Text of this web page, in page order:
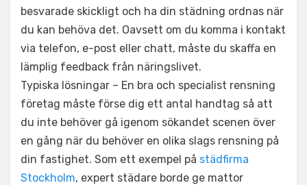
besvarade skickligt och ha din städning ordnas när
du kan behöva det. Oavsett om du komma i kontakt
via telefon, e-post eller chatt, måste du skaffa en
lämplig feedback från näringslivet.
Typiska lösningar – En bra och specialist rensning
företag måste förse dig ett antal handtag så att
du inte behöver gå igenom sökandet scenen över
en gång när du behöver en olika slags rensning på
din fastighet. Som ett exempel på städfirma
Stockholm, expert städare borde ge mattor